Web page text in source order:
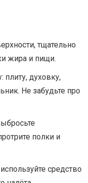
тщательно
жира и пищи.
плиту, духовку,
Не забудьте про
полки и
средство